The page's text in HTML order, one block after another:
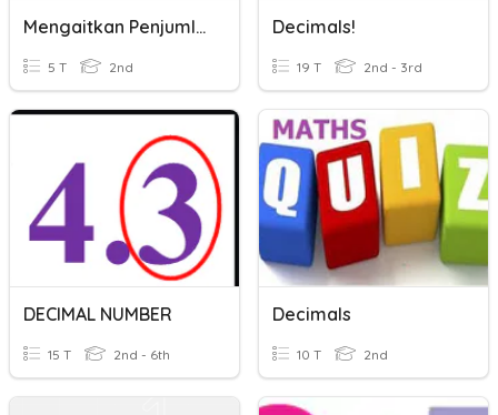
Mengaitkan Penjumlahan Dan Pengurangan
5 T 2nd
Decimals!
19 T 2nd - 3rd
DECIMAL NUMBER
15 T 2nd - 6th
Decimals
10 T 2nd